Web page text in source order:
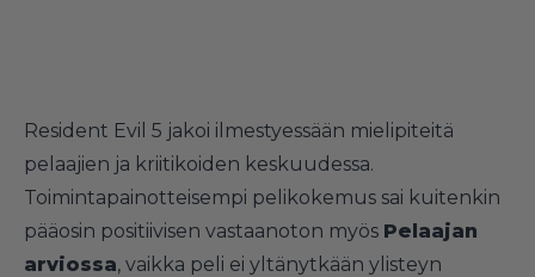
Resident Evil 5 jakoi ilmestyessään mielipiteitä
pelaajien ja kriitikoiden keskuudessa.
Toimintapainotteisempi pelikokemus sai kuitenkin
pääosin positiivisen vastaanoton myös Pelaajan
arviossa, vaikka peli ei yltänytkään ylisteyn